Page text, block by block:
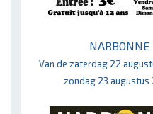
NARBONNE
Van de zaterdag 22
zondag 23 augustus